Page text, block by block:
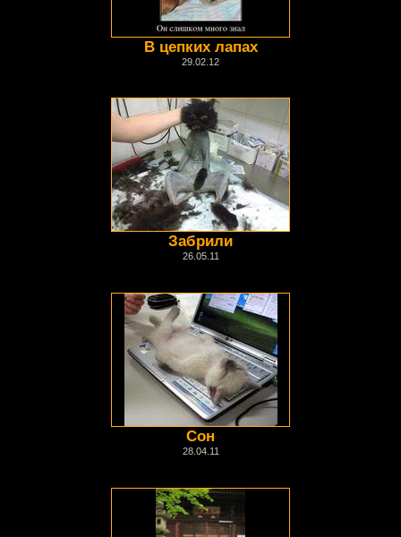
В цепких лапах
29.02.12
Забрили
26.05.11
Сон
28.04.11